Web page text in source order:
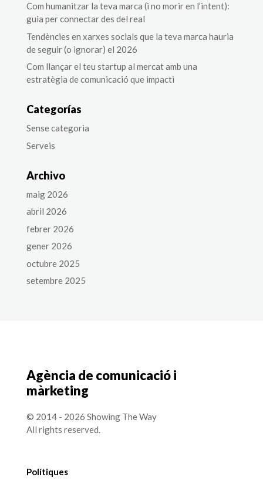
Com humanitzar la teva marca (i no morir en l’intent):
guia per connectar des del real
Tendències en xarxes socials que la teva marca hauria
de seguir (o ignorar) el 2026
Com llançar el teu startup al mercat amb una
estratègia de comunicació que impacti
Categorías
Sense categoria
Serveis
Archivo
maig 2026
abril 2026
febrer 2026
gener 2026
octubre 2025
setembre 2025
Agència de comunicació i
màrketing
© 2014 - 2026 Showing The Way
All rights reserved.
Polítiques